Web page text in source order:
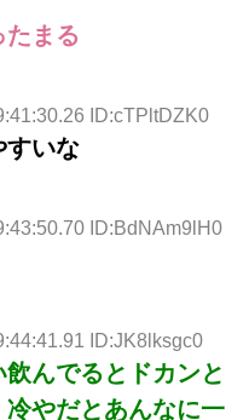
まる
ID:cTPltDZK0
すいな
ID:BdNAm9lH0
ID:JK8lksgc0
んでるとドカンと
やだとあんなに一